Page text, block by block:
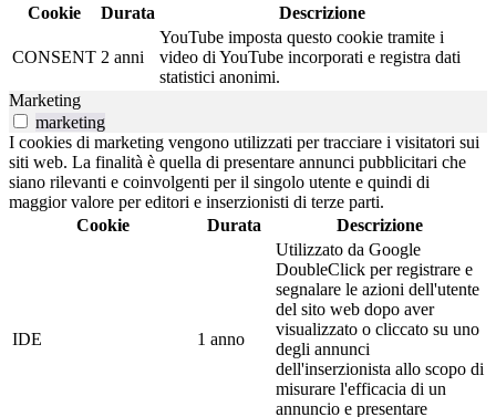
Cookie
Durata Descrizione
CONSENT 2 anni
YouTube imposta questo cookie tramite i
video di YouTube incorporati e registra dati
statistici anonimi.
Marketing
marketing
I cookies di marketing vengono utilizzati per tracciare i visitatori sui
siti web. La finalità è quella di presentare annunci pubblicitari che
siano rilevanti e coinvolgenti per il singolo utente e quindi di
maggior valore per editori e inserzionisti di terze parti.
Cookie
Durata Descrizione
IDE 1 anno
Utilizzato da Google
DoubleClick per registrare e
segnalare le azioni dell'utente
del sito web dopo aver
visualizzato o cliccato su uno
degli annunci
dell'inserzionista allo scopo di
misurare l'efficacia di un
annuncio e presentare